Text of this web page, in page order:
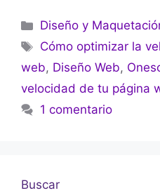
Diseño y
Cómo optimizar la
web, Diseño Web,
velocidad de tu página
1 comentario
Buscar